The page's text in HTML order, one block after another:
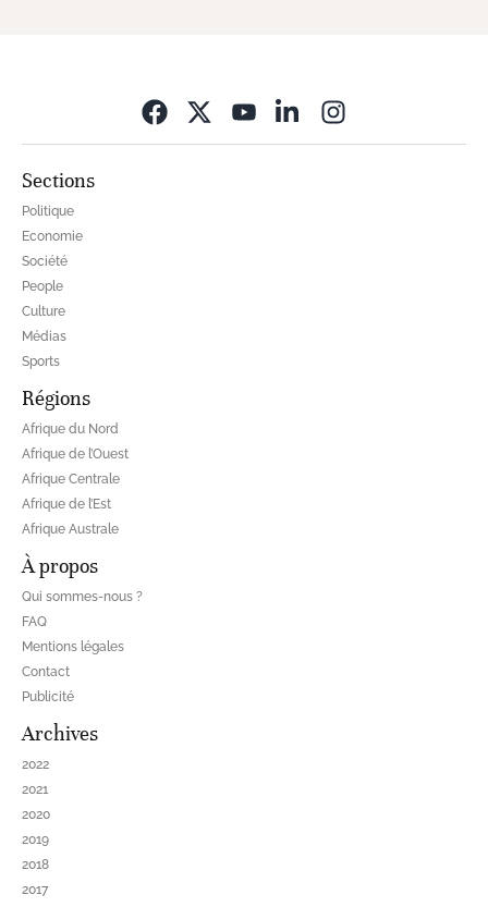
Sections
Politique
Economie
Société
People
Culture
Médias
Sports
Régions
Afrique du Nord
Afrique de l’Ouest
Afrique Centrale
Afrique de l’Est
Afrique Australe
À propos
Qui sommes-nous ?
FAQ
Mentions légales
Contact
Publicité
Archives
2022
2021
2020
2019
2018
2017